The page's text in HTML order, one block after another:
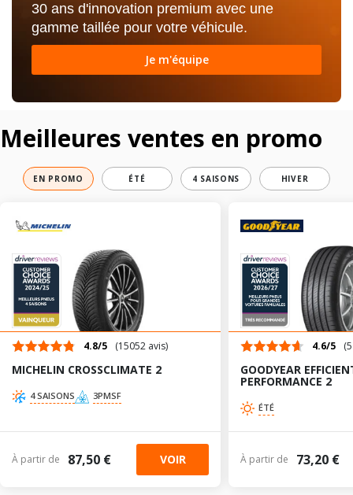
30 ans d'innovation premium avec une
gamme taillée pour votre véhicule.
Je m'équipe
Meilleures ventes en promo
EN PROMO ÉTÉ 4 SAISONS HIVER
4.8/5 (15052 avis)
MICHELIN CROSSCLIMATE 2
4 SAISONS 3PMSF
À partir de 87,50 € VOIR
4.6/5
GOODYEAR
PERFORMANCE 2
ÉTÉ
À partir de 73,20 €